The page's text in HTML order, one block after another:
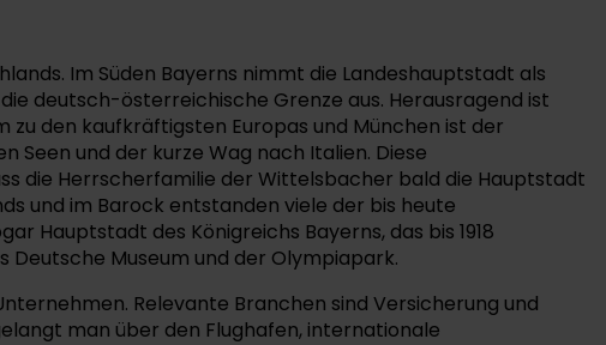
Im Süden Bayerns nimmt die Landeshauptstadt als
deutsch-österreichische Grenze aus. Herausragend ist
den kaufkräftigsten Europas und München ist der
und der kurze Wag nach Italien. Diese
die Herrscherfamilie der Wittelsbacher bald die Hauptstadt
und im Barock entstanden viele der bis heute
Hauptstadt des Königreichs Bayerns, das bis 1918
Deutsche Museum und der Olympiapark.
Relevante Branchen sind Versicherung und
man über den Flughafen, internationale